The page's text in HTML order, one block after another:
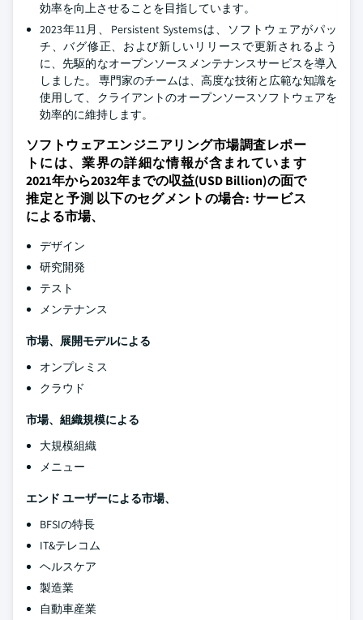
効率を向上させることを目指しています。
2023年11月、Persistent Systemsは、ソフトウェアがパッ
チ、バグ修正、および新しいリリースで更新されるよう
に、先駆的なオープンソースメンテナンスサービスを導入
しました。 専門家のチームは、高度な技術と広範な知識を
使用して、クライアントのオープンソースソフトウェアを
効率的に維持します。
ソフトウェアエンジニアリング市場調査レポー
トには、業界の詳細な情報が含まれています
2021年から2032年までの収益(USD Billion)の面で
推定と予測 以下のセグメントの場合: サービス
による市場、
デザイン
研究開発
テスト
メンテナンス
市場、展開モデルによる
オンプレミス
クラウド
市場、組織規模による
大規模組織
メニュー
エンド ユーザーによる市場、
BFSIの特長
IT&テレコム
ヘルスケア
製造業
自動車産業